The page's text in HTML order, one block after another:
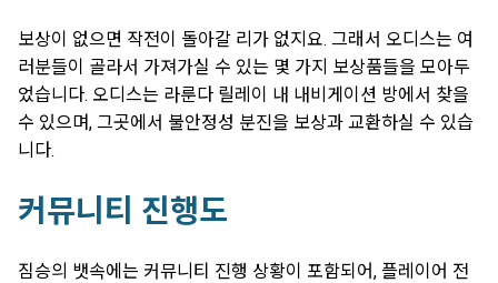
보상이 없으면 작전이 돌아갈 리가 없지요. 그래서 오디스는 여
러분들이 골라서 가져가실 수 있는 몇 가지 보상품들을 모아두
었습니다. 오디스는 라룬다 릴레이 내 내비게이션 방에서 찾을
수 있으며, 그곳에서 불안정성 분진을 보상과 교환하실 수 있습
니다.
커뮤니티 진행도
짐승의 뱃속에는 커뮤니티 진행 상황이 포함되어, 플레이어 전